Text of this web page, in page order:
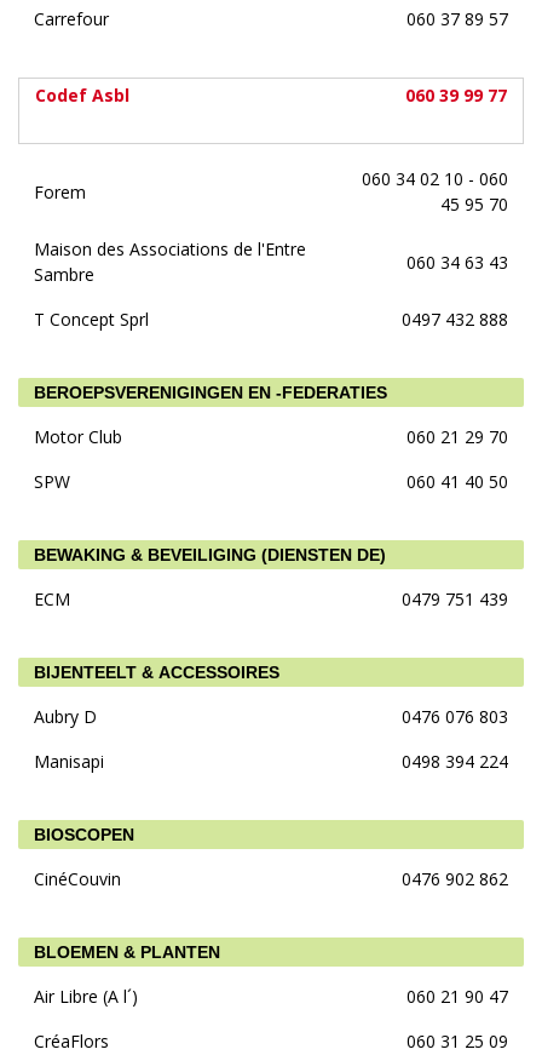
Carrefour 060 37 89 57
Codef Asbl 060 39 99 77
Forem
060 34 02 10 - 060
45 95 70
Maison des Associations de l'Entre
Sambre
060 34 63 43
T Concept Sprl 0497 432 888
BEROEPSVERENIGINGEN EN -FEDERATIES
Motor Club
060 21 29 70
SPW
060 41 40 50
BEWAKING & BEVEILIGING (DIENSTEN DE)
ECM 0479 751 439
BIJENTEELT & ACCESSOIRES
Aubry D
0476 076 803
Manisapi
0498 394 224
BIOSCOPEN
CinéCouvin 0476 902 862
BLOEMEN & PLANTEN
Air Libre (A l´)
060 21 90 47
CréaFlors
060 31 25 09